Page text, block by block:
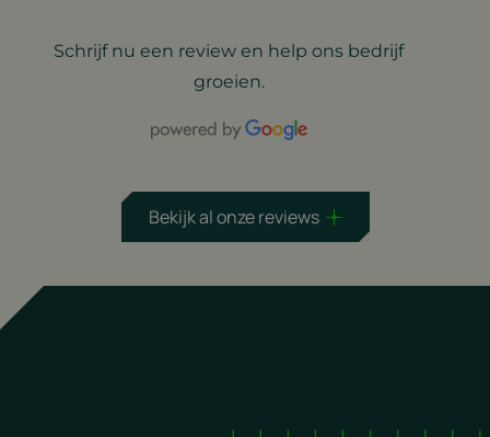
Schrijf nu een review en help ons bedrijf
groeien.
Bekijk al onze reviews